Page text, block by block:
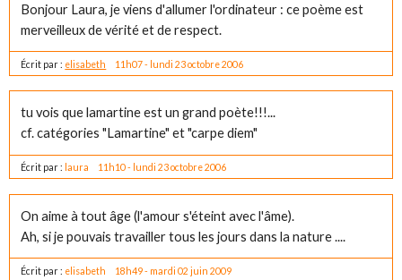
Bonjour Laura, je viens d'allumer l'ordinateur : ce poème est
merveilleux de vérité et de respect.
Écrit par : elisabeth 11h07- lundi 23 octobre 2006
tu vois que lamartine est un grand poète!!!...
cf. catégories "Lamartine" et "carpe diem"
Écrit par : laura 11h10- lundi 23 octobre 2006
On aime à tout âge (l'amour s'éteint avec l'âme).
Ah, si je pouvais travailler tous les jours dans la nature ....
Écrit par : elisabeth 18h49- mardi 02 juin 2009